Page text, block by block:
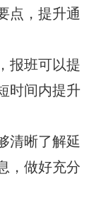
点，提升通
报班可以提
时间内提升
清晰了解延
，做好充分